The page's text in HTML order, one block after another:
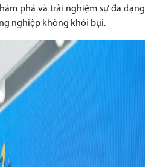
phá và trải nghiệm sự đa dạng
nghiệp không khói bụi.